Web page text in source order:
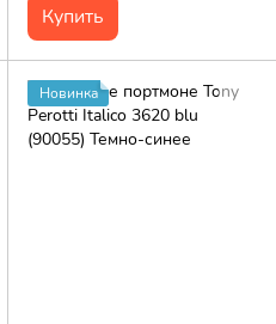
Купить
Новинка